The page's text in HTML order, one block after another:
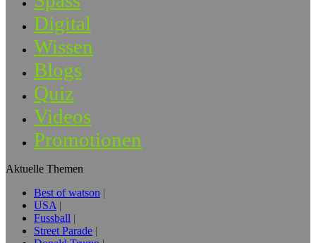
Digital
Wissen
Blogs
Quiz
Videos
Promotionen
Aktuelle Themen
Best of watson
USA
Fussball
Street Parade